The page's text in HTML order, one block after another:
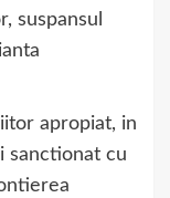
suspansul
apropiat, in
sanctionat cu